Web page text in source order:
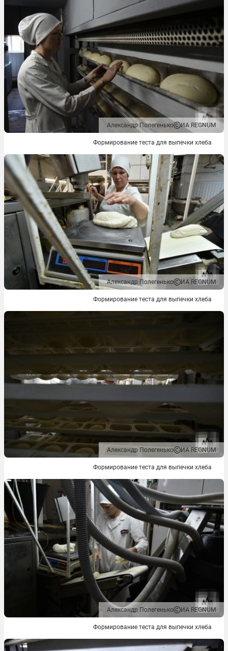
Александр Полегенько ИА REGNUM
Формирование теста для выпечки хлеба
Александр Полегенько ИА REGNUM
Формирование теста для выпечки хлеба
Александр Полегенько ИА REGNUM
Формирование теста для выпечки хлеба
Александр Полегенько ИА REGNUM
Формирование теста для выпечки хлеба